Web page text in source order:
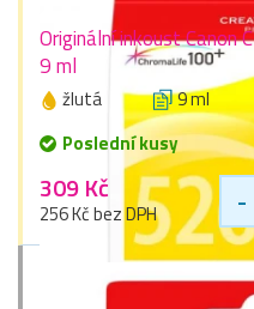
Originální inkoust
9 ml
žlutá 9 ml
Poslední kusy
309 Kč
256 Kč bez DPH -